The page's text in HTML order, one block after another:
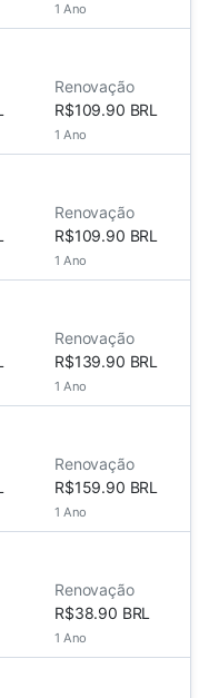
1 Ano
Renovação
R$109.90 BRL
1 Ano
Renovação
R$109.90 BRL
1 Ano
Renovação
R$139.90 BRL
1 Ano
Renovação
R$159.90 BRL
1 Ano
Renovação
R$38.90 BRL
1 Ano